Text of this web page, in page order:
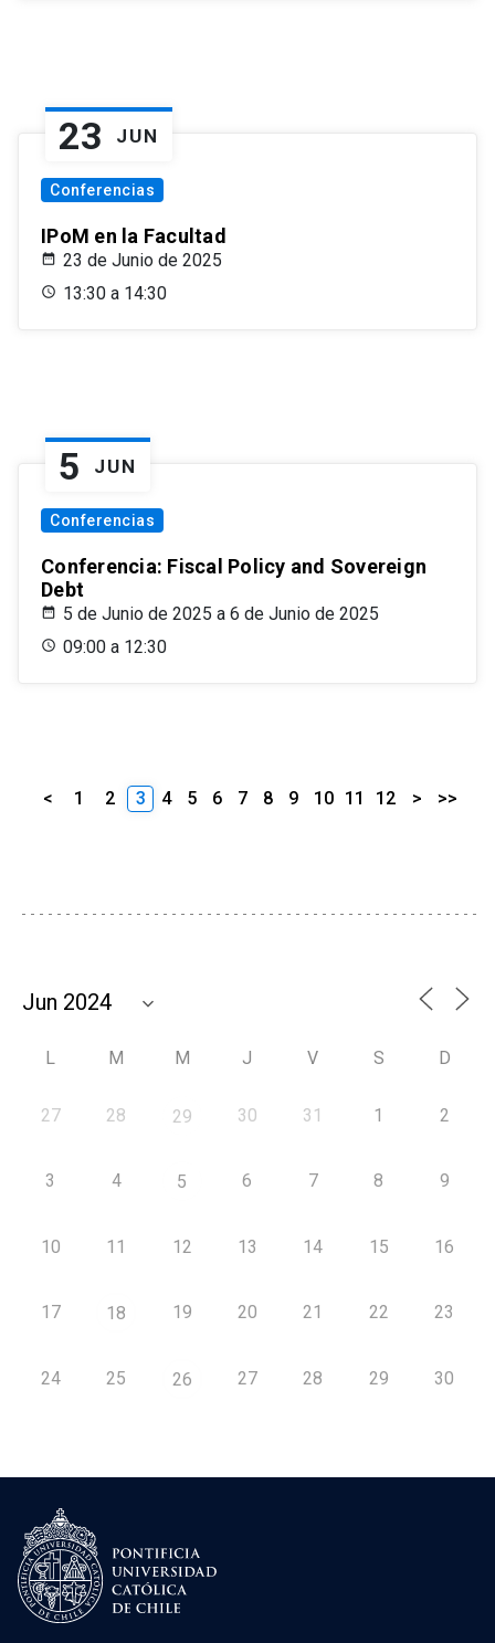
23 JUN
Conferencias
IPoM en la Facultad
23 de Junio de 2025
13:30 a 14:30
5 JUN
Conferencias
Conferencia: Fiscal Policy and Sovereign
Debt
5 de Junio de 2025 a 6 de Junio de 2025
09:00 a 12:30
< 1 2 3 4 5 6 7 8 9 10 11 12 > >>
L M M J V S D
27 28 29 30 31 1 2
3 4 5 6 7 8 9
10 11 12 13 14 15 16
17 18 19 20 21 22 23
24 25 26 27 28 29 30